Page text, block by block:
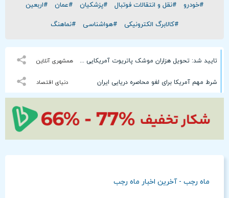
#خودرو #نقل و انتقالات فوتبال #پزشکیان #عمان #اربعین
#کالابرگ الکترونیکی #هواشناسی #نماهنگ
همشهری آنلاین تایید شد: تحویل هزاران موشک پاتریوت آمریکایی به این همسایگان ایران
دنیای اقتصاد شرط مهم آمریکا برای لغو محاصره دریایی ایران
ماه رجب - آخرین اخبار ماه رجب